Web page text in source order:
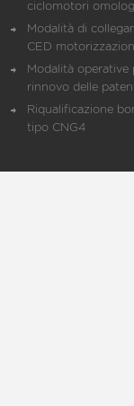
ciclomotori
Modalità di
CED
Modalità operative
rinnovo delle
Riqualificazione
tipo CNG4